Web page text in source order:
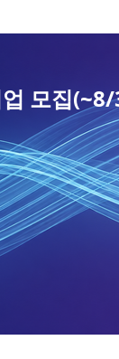
론칭…15